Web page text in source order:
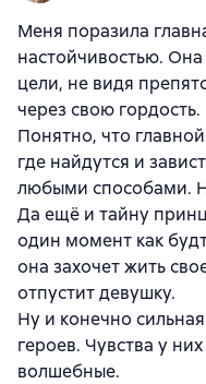
Меня поразила
настойчивостью. Она
цели, не видя
через свою гордость.
Понятно, что
где найдутся и
любыми способами.
Да ещё и тайну
один момент как
она захочет жить
отпустит девушку.
Ну и конечно
героев. Чувства у
волшебные.